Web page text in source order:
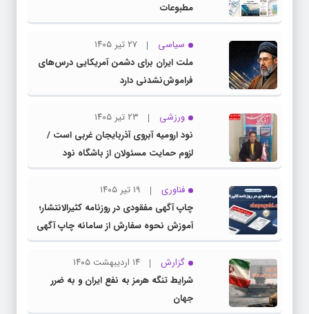
مطبوعات
سیاسی
۲۷ تیر ۱۴۰۵
ملت ایران برای دشمن آمریکایی درس‌های
فراموش‌نشدنی دارد
ورزشی
۲۳ تیر ۱۴۰۵
نود ارومیه آبروی آذربایجان غربی است /
لزوم حمایت مسئولان از باشگاه نود
فناوری
۱۹ تیر ۱۴۰۵
چاپ آگهی مفقودی در روزنامه کثیرالانتشار؛
آموزش نحوه سفارش از سامانه چاپ آگهی
دات کام
گزارش
۱۴ اردیبهشت ۱۴۰۵
شرایط تنگه هرمز به نفع ایران و به ضرر
جهان